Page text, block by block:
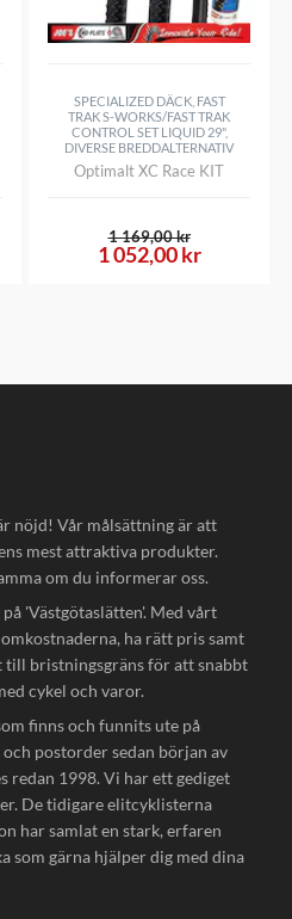
SPECIALIZED DÄCK, FAST
TRAK S-WORKS/FAST TRAK
CONTROL SET LIQUID 29",
DIVERSE BREDDALTERNATIV
Optimalt XC Race KIT
1 052,00 kr
1 169,00 kr
nöjd! Vår målsättning är att
mest attraktiva produkter.
om du informerar oss.
'Västgötaslätten'. Med vårt
ha rätt pris samt
bristningsgräns för att snabbt
cykel och varor.
finns och funnits ute på
postorder sedan början av
redan 1998. Vi har ett gediget
De tidigare elitcyklisterna
har samlat en stark, erfaren
som gärna hjälper dig med dina